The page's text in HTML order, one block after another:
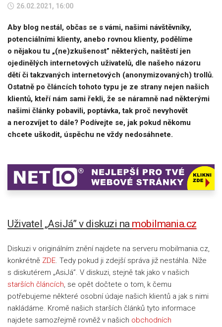
26.02.2021, 16:00
Aby blog nestál, občas se s vámi, našimi návštěvníky,
potenciálními klienty, anebo rovnou klienty, podělíme
o nějakou tu „(ne)zkušenost” některých, naštěstí jen
ojedinělých internetových uživatelů, dle našeho názoru
dětí či takzvaných internetových (anonymizovaných) trollů.
Ostatně po článcích tohoto typu je ze strany nejen našich
klientů, kteří nám sami řekli, že se náramně nad některými
našimi články pobavili, poptávka, tak proč nevyhovět
a nerozvíjet to dále? Podívejte se, jak pokud někomu
chcete uškodit, úspěchu ne vždy nedosáhnete.
Uživatel „AsiJá” v diskuzi na mobilmania.cz
Diskuzi v originálním znění najdete na serveru mobilmania.cz,
konkrétně ZDE. Tedy pokud ji zdejší správa již nestáhla. Níže
s diskutérem „AsiJá”. V diskuzi, stejně tak jako v našich
starších článcích, se opět dočtete o tom, k čemu
potřebujeme některé osobní údaje našich klientů a jak s nimi
nakládáme. Kromě našich starších článků tyto informace
najdete samozřejmě rovněž v našich obchodních